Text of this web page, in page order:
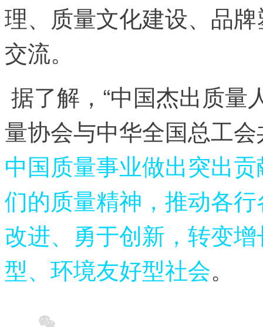
理、质量文化建设、品
交流。
据了解，“中国杰出质量
量协会与中华全国总工
中国质量事业做出突出
们的质量精神，推动各
改进、勇于创新，转变
型、环境友好型社会。